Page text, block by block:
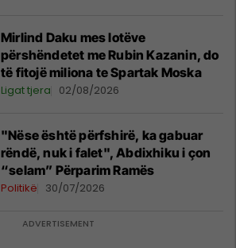
Mirlind Daku mes lotëve
përshëndetet me Rubin Kazanin, do
të fitojë miliona te Spartak Moska
Ligat tjera 02/08/2026
"Nëse është përfshirë, ka gabuar
rëndë, nuk i falet", Abdixhiku i çon
“selam” Përparim Ramës
Politikë 30/07/2026